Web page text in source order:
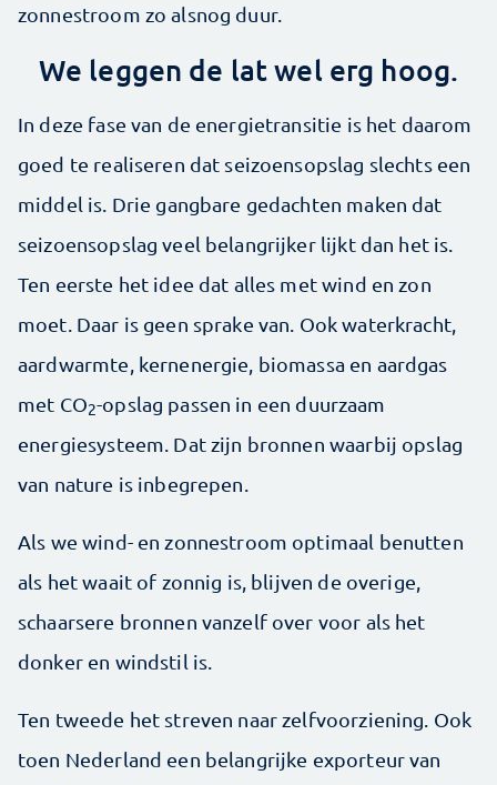
zonnestroom zo alsnog duur.
We leggen de lat wel erg hoog.
In deze fase van de energietransitie is het daarom
goed te realiseren dat seizoensopslag slechts een
middel is. Drie gangbare gedachten maken dat
seizoensopslag veel belangrijker lijkt dan het is.
Ten eerste het idee dat alles met wind en zon
moet. Daar is geen sprake van. Ook waterkracht,
aardwarmte, kernenergie, biomassa en aardgas
met CO2-opslag passen in een duurzaam
energiesysteem. Dat zijn bronnen waarbij opslag
van nature is inbegrepen.
Als we wind- en zonnestroom optimaal benutten
als het waait of zonnig is, blijven de overige,
schaarsere bronnen vanzelf over voor als het
donker en windstil is.
Ten tweede het streven naar zelfvoorziening. Ook
toen Nederland een belangrijke exporteur van